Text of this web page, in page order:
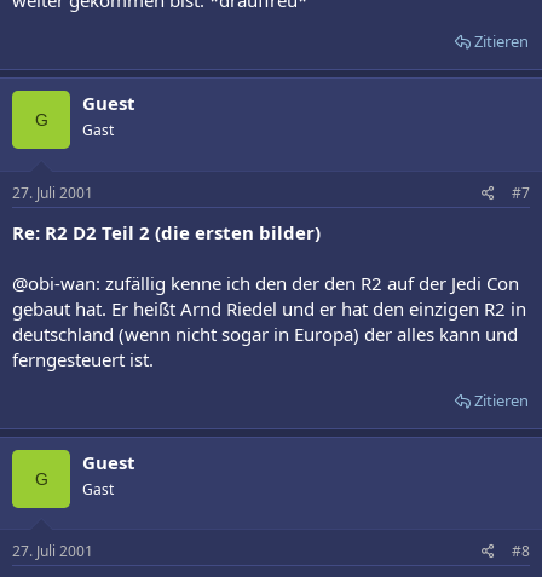
Zitieren
G
Guest
Gast
27. Juli 2001 #7
Re: R2 D2 Teil 2 (die ersten bilder)
@obi-wan: zufällig kenne ich den der den R2 auf der Jedi Con
gebaut hat. Er heißt Arnd Riedel und er hat den einzigen R2 in
deutschland (wenn nicht sogar in Europa) der alles kann und
ferngesteuert ist.
Zitieren
G
Guest
Gast
27. Juli 2001 #8